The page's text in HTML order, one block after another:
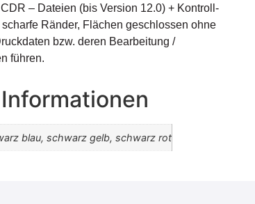
– Dateien (bis Version 12.0) + Kontroll-
Ränder, Flächen geschlossen ohne
bzw. deren Bearbeitung /
führen.
blau, schwarz gelb, schwarz rot